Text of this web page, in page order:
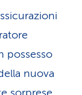
possesso
nuova
sorprese.